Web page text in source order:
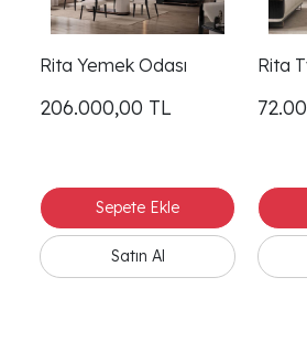
Rita Yemek Odası
206.000,00 TL
Rita